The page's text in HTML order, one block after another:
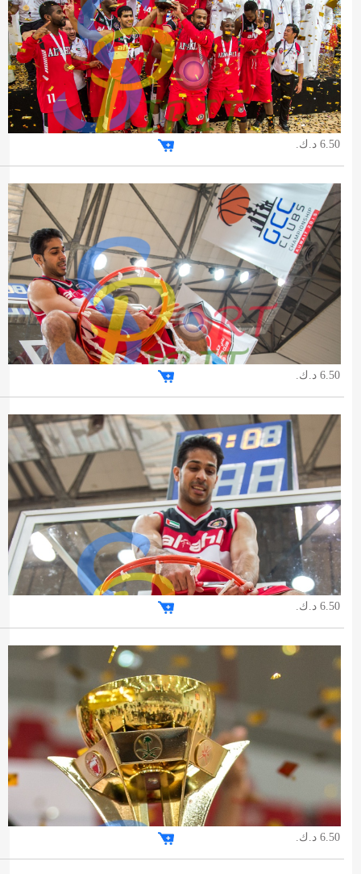
6.50 د.ك.
6.50 د.ك.
6.50 د.ك.
6.50 د.ك.